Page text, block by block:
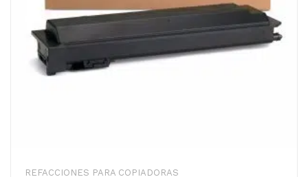
REFACCIONES PARA COPIADORAS